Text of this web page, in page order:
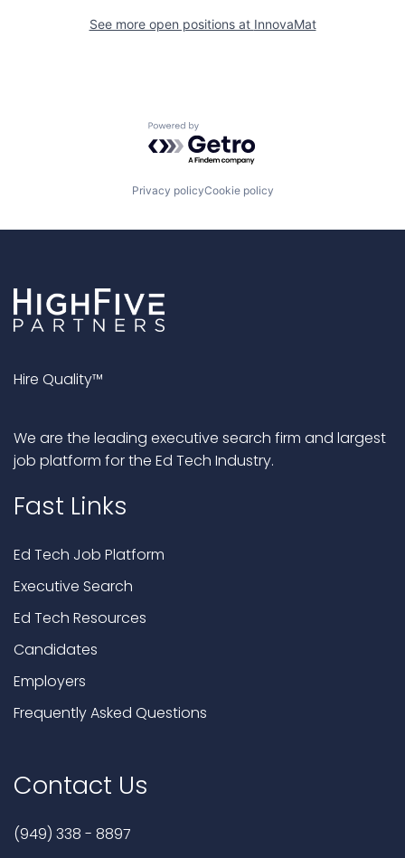
See more open positions at InnovaMat
Powered by Getro.com
Privacy policyCookie policy
Hire Quality™
We are the leading executive search firm and largest
job platform for the Ed Tech Industry.
Fast Links
Ed Tech Job Platform
Executive Search
Ed Tech Resources
Candidates
Employers
Frequently Asked Questions
Contact Us
(949) 338 - 8897